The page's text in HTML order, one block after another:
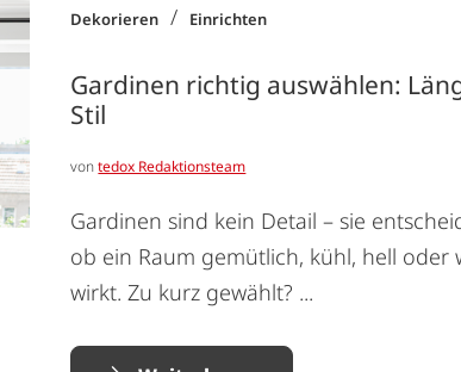
Dekorieren / Einrichten
Gardinen richtig auswählen:
Stil
vontedox Redaktionsteam
Gardinen sind kein Detail – sie
ob ein Raum gemütlich, kühl, hell oder
wirkt. Zu kurz gewählt? ...